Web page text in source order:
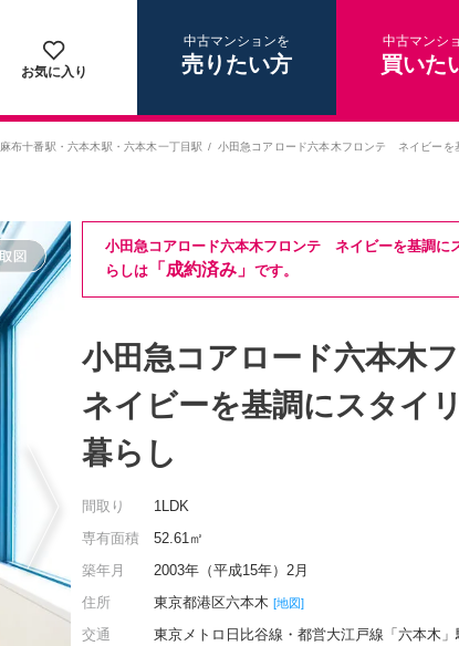
お気に入り
中古マンションを
売りたい方
中古マンシ
買いた
麻布十番駅 ・六本木駅 ・六本木一丁目駅 小田急コアロード六本木フロンテ ネイビーを
小田急コアロード六本木フロンテ ネイビーを基調に
らしは「成約済み」 です。
小田急コアロード六本木
ネイビーを基調にスタイ
暮らし
間取り
1LDK
専有面積
52.61㎡
築年月
2003年（平成15年）2月
住所
東京都港区六本木 [地図]
交通
東京メトロ日比谷線・都営大江戸線「六本木」